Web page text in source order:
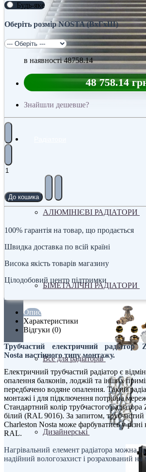
АЛЮМІНІЄВІ РАДІАТОРИ
БІМЕТАЛІЧНІ РАДІАТОРИ
Все для радіаторів
Дизайнерські
Будь-яке
Оберіть розмір NOSTA (ВхГхШ)
в наявності48758.14
48 758.14
Знайшли дешевше?
До кошика
100% гарантія на товар, що продається
Швидка доставка по всій країні
Висока якість товарів магазину
Цілодобовий центр підтримки
Опис
Характеристики
Відгуки (0)
Трубчастий електричний радіатор
Nosta настінного типу монтажу.
Електричний трубчастий радіатор є
опалення балконів, лоджій та інших
передбачено водяне опалення. Такий
монтажі і для підключення потрібна
Стандартний колір трубчастого
білий (RAL 9016). За запитом, трубчастий
Charleston Nosta може фарбуватись у різні
RAL.
Нагрівальний елемент радіатора можна
надійний вологозахист і розрахований